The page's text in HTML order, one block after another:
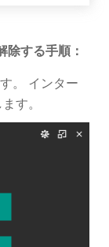
する手順：
。 インター
す。